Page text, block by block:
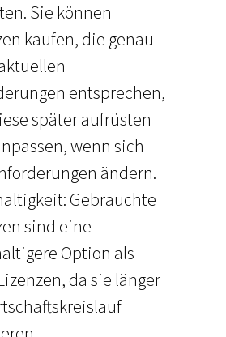
Sie können
kaufen, die genau
entsprechen,
später aufrüsten
wenn sich
ändern.
Gebrauchte
sind eine
Option als
da sie länger